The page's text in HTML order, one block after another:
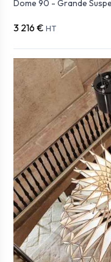
Dome 90 - Grande
3 216 € HT